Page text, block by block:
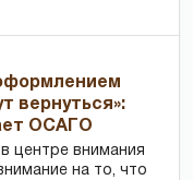
вернуться»:
ОСАГО
центре внимания
на то, что